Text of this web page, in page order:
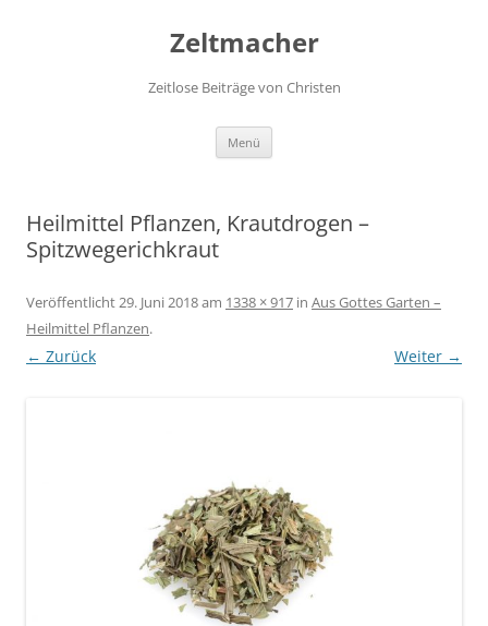
Zeltmacher
Zeitlose Beiträge von Christen
Menü
Heilmittel Pflanzen, Krautdrogen –
Spitzwegerichkraut
Veröffentlicht29. Juni 2018am 1338 × 917 in Aus Gottes Garten –
Heilmittel Pflanzen.
← Zurück Weiter →